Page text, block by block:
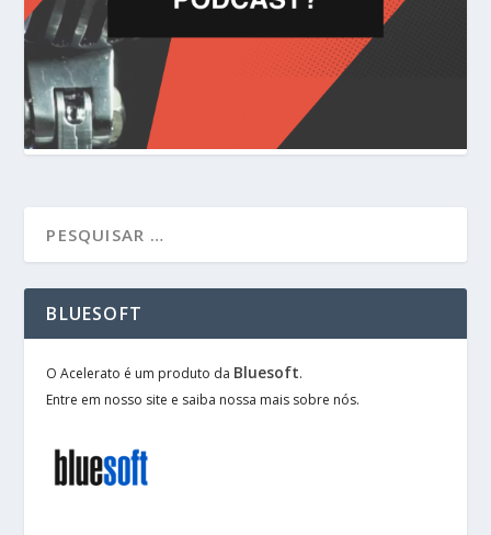
BLUESOFT
O Acelerato é um produto da Bluesoft.
Entre em nosso site e saiba nossa mais sobre nós.